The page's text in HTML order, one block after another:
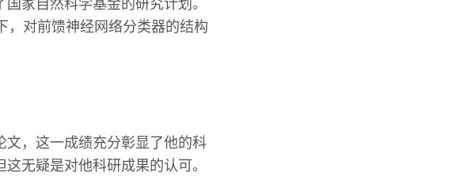
家自然科学基金的研究计划。
，对前馈神经网络分类器的结构
，这一成绩充分彰显了他的科
无疑是对他科研成果的认可。